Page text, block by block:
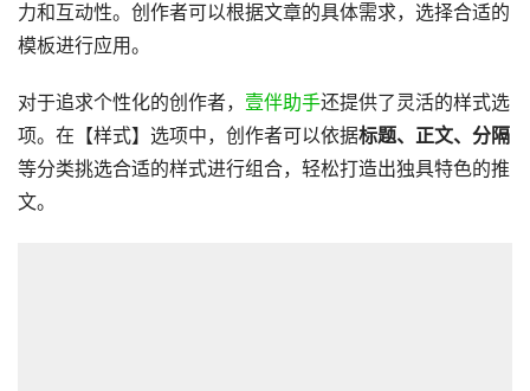
力和互动性。创作者可以根据文章的具体需求，选择合适的
模板进行应用。
对于追求个性化的创作者， 壹伴助手还提供了灵活的样式选
项。在【样式】选项中，创作者可以依据标题、正文、分隔
等分类挑选合适的样式进行组合，轻松打造出独具特色的推
文。